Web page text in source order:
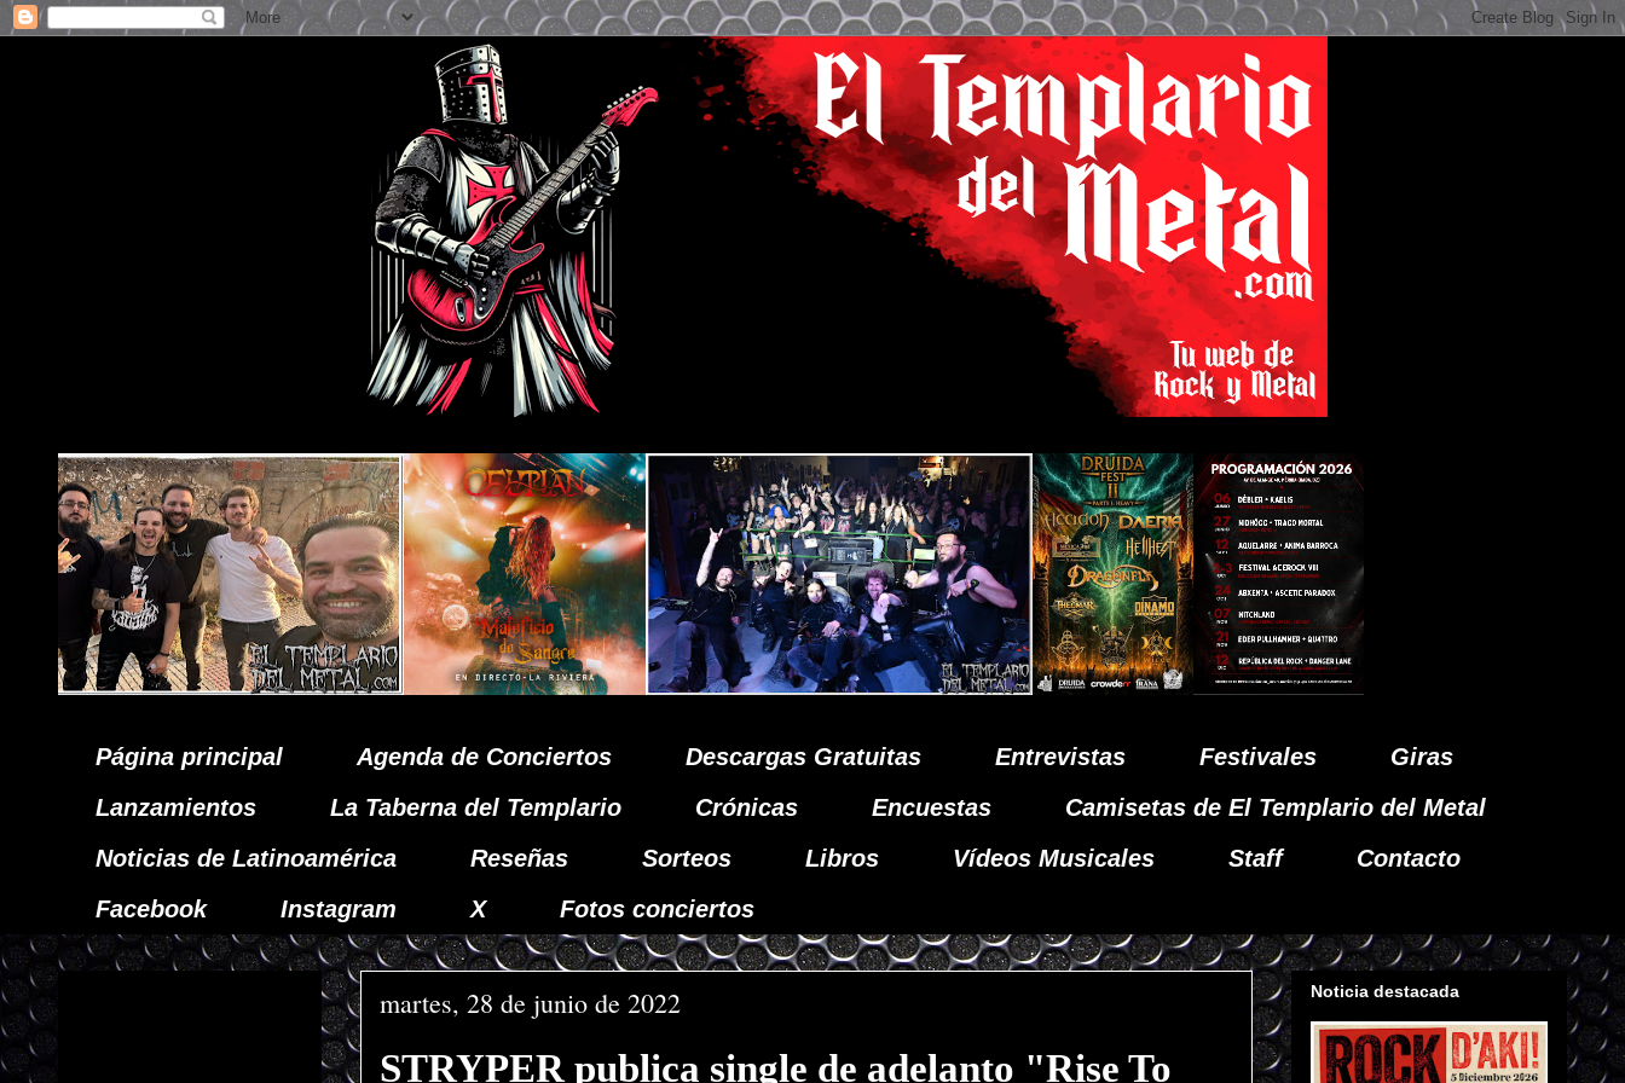
Página principal Agenda de Conciertos Descargas Gratuitas Entrevistas Festivales
Giras
Lanzamientos
La Taberna del Templario Crónicas Encuestas
Camisetas de El Templario del Metal
Noticias de Latinoamérica
Reseñas Sorteos Libros Vídeos Musicales Staff
Contacto
Facebook
Instagram X Fotos conciertos
martes, 28 de junio de 2022
STRYPER publica single de adelanto "Rise To
Noticia destacada